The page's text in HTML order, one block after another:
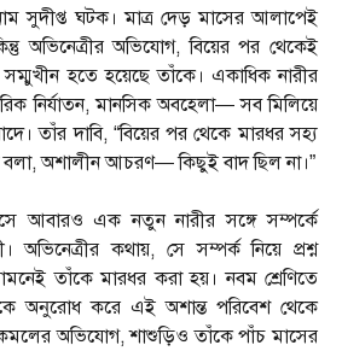
সুদীপ্ত ঘটক। মাত্র দেড় মাসের আলাপেই
অভিনেত্রীর অভিযোগ, বিয়ের পর থেকেই
হতে হয়েছে তাঁকে। একাধিক নারীর
নির্যাতন, মানসিক অবহেলা— সব মিলিয়ে
তাঁর দাবি, “বিয়ের পর থেকে মারধর সহ্য
বলা, অশালীন আচরণ— কিছুই বাদ ছিল না।”
আবারও এক নতুন নারীর সঙ্গে সম্পর্কে
অভিনেত্রীর কথায়, সে সম্পর্ক নিয়ে প্রশ্ন
তাঁকে মারধর করা হয়। নবম শ্রেণিতে
অনুরোধ করে এই অশান্ত পরিবেশ থেকে
অভিযোগ, শাশুড়িও তাঁকে পাঁচ মাসের